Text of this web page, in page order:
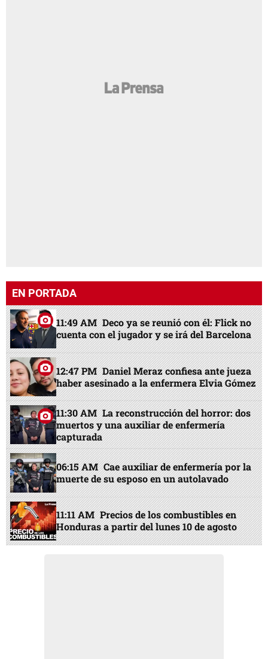
EN PORTADA
11:49 AM Deco ya se reunió con él: Flick no
cuenta con el jugador y se irá del Barcelona
12:47 PM Daniel Meraz confiesa ante jueza
haber asesinado a la enfermera Elvia Gómez
11:30 AM La reconstrucción del horror: dos
muertos y una auxiliar de enfermería
capturada
06:15 AM Cae auxiliar de enfermería por la
muerte de su esposo en un autolavado
11:11 AM Precios de los combustibles en
Honduras a partir del lunes 10 de agosto